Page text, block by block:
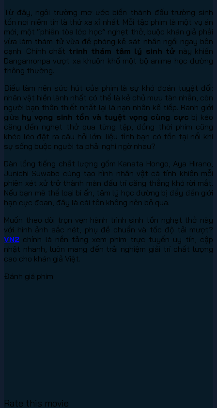
Từ đây, ngôi trường mơ ước biến thành đấu trường sinh
tồn nơi niềm tin là thứ xa xỉ nhất. Mỗi tập phim là một vụ án
mới, một “phiên tòa lớp học” nghẹt thở, buộc khán giả phải
vừa làm thám tử vừa đề phòng kẻ sát nhân ngồi ngay bên
cạnh. Chính chất trinh thám tâm lý sinh tử này khiến
Danganronpa vượt xa khuôn khổ một bộ anime học đường
thông thường.
Điều làm nên sức hút của phim là sự khó đoán tuyệt đối:
nhân vật hiền lành nhất có thể là kẻ chủ mưu tàn nhẫn, còn
người bạn thân thiết nhất lại là nạn nhân kế tiếp. Ranh giới
giữa hy vọng sinh tồn và tuyệt vọng cùng cực bị kéo
căng đến nghẹt thở qua từng tập, đồng thời phim cũng
khéo léo đặt ra câu hỏi lớn: liệu tình bạn có tồn tại nổi khi
sự sống buộc người ta phải nghi ngờ nhau?
Dàn lồng tiếng chất lượng gồm Kanata Hongo, Aya Hirano,
Junichi Suwabe cùng tạo hình nhân vật cá tính khiến mỗi
phiên xét xử trở thành màn đấu trí căng thẳng khó rời mắt.
Nếu bạn mê thể loại bí ẩn, tâm lý học đường bị đẩy đến giới
hạn cực đoan, đây là cái tên không nên bỏ qua.
Muốn theo dõi trọn vẹn hành trình sinh tồn nghẹt thở này
với hình ảnh sắc nét, phụ đề chuẩn và tốc độ tải mượt?
VN2 chính là nền tảng xem phim trực tuyến uy tín, cập
nhật nhanh, luôn mang đến trải nghiệm giải trí chất lượng
cao cho khán giả Việt.
Đánh giá phim
Rate this movie